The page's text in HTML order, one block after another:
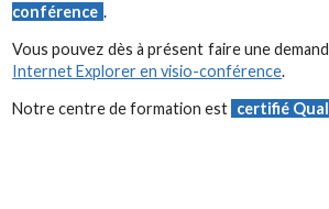
conférence .
Vous pouvez dès à présent faire une
Internet Explorer en visio-conférence.
Notre centre de formation est certifié